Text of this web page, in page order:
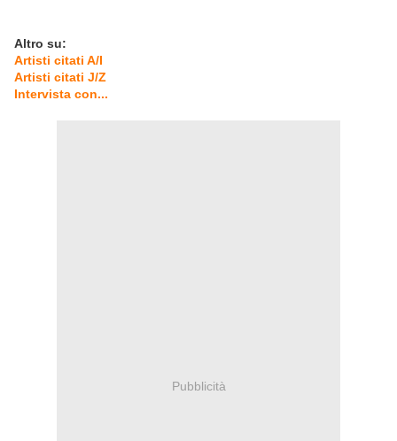
Altro su:
Artisti citati A/I
Artisti citati J/Z
Intervista con...
Pubblicità